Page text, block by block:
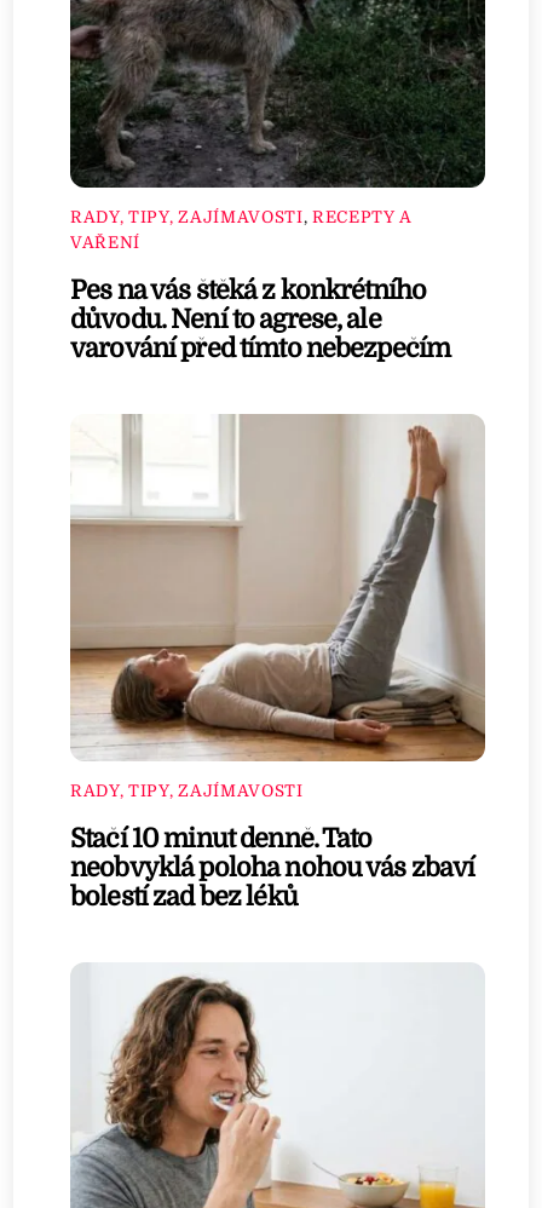
RADY, TIPY, ZAJÍMAVOSTI, RECEPTY A
VAŘENÍ
Pes na vás štěká z konkrétního
důvodu. Není to agrese, ale
varování před tímto nebezpečím
RADY, TIPY, ZAJÍMAVOSTI
Stačí 10 minut denně. Tato
neobvyklá poloha nohou vás zbaví
bolestí zad bez léků